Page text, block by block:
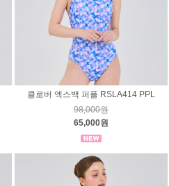
클로버 엑스백 퍼플 RSLA414 PPL
98,000원
65,000원